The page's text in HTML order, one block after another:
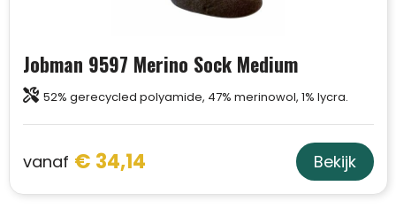
Jobman 9597 Merino Sock Medium
52% gerecycled polyamide, 47% merinowol, 1% lycra.
vanaf € 34,14 Bekijk